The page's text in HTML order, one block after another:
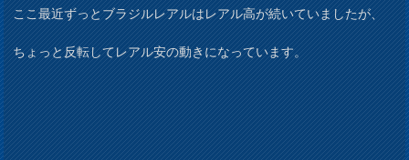
ここ最近ずっとブラジルレアルはレアル高が続いていましたが、
ちょっと反転してレアル安の動きになっています。